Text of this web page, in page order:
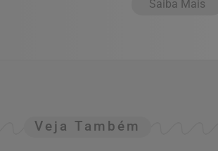
Saiba Mais
Veja Também